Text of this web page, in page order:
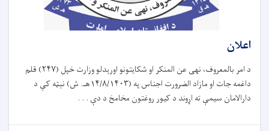
اعلان
د امر بالمعروف، نهی عن المنکر او شکایتونو اورېدلو وزارت خپل (۲۴۷) قلم
داغمه جات او مازاد الضرورت اجناس په (۱۴/۸/۱۴۰۳هـ. ش) نېټه کې د
دارالامان سیمې ته اړوند د کیور روغتون مخامخ د دې . . .